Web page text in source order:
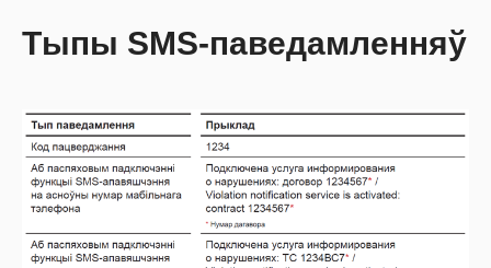
Тыпы SMS-паведамленняў